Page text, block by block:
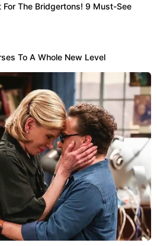
do dreno
contra
For The Bridgertons! 9 Must-See
To A Whole New Level